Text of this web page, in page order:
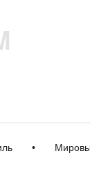
Мировые